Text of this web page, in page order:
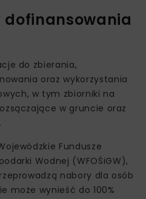
dofinansowania
do zbierania,
oraz wykorzystania
w tym zbiorniki na
w gruncie oraz
Fundusze
Wodnej (WFOŚiGW),
nabory dla osób
może wynieść do 100%